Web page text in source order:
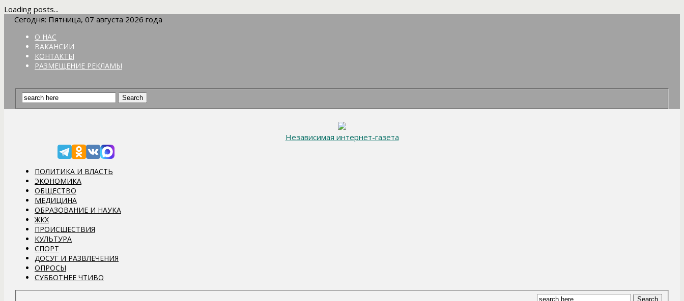
Loading posts...
Сегодня: Пятница, 07 августа 2026 года
О НАС
ВАКАНСИИ
КОНТАКТЫ
РАЗМЕЩЕНИЕ РЕКЛАМЫ
Независимая интернет-газета
ПОЛИТИКА И ВЛАСТЬ
ЭКОНОМИКА
ОБЩЕСТВО
МЕДИЦИНА
ОБРАЗОВАНИЕ И НАУКА
ЖКХ
ПРОИСШЕСТВИЯ
КУЛЬТУРА
СПОРТ
ДОСУГ И РАЗВЛЕЧЕНИЯ
ОПРОСЫ
СУББОТНЕЕ ЧТИВО